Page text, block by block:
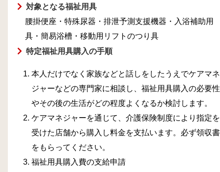
対象となる福祉用具
腰掛便座・特殊尿器・排泄予測支援機器・入浴補助用
具・簡易浴槽・移動用リフトのつり具
特定福祉用具購入の手順
本人だけでなく家族などと話しをしたうえでケアマネ
ジャーなどの専門家に相談し、福祉用具購入の必要性
やその後の生活がどの程度よくなるか検討します。
ケアマネジャーを通じて、介護保険制度により指定を
受けた店舗から購入し料金を支払います。必ず領収書
をもらってください。
福祉用具購入費の支給申請